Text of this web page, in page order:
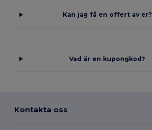
Kan jag få en offert av er?
Vad är en kupongkod?
Kontakta oss